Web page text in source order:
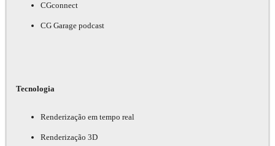
CGconnect
CG Garage podcast
Tecnologia
Renderização em tempo real
Renderização 3D